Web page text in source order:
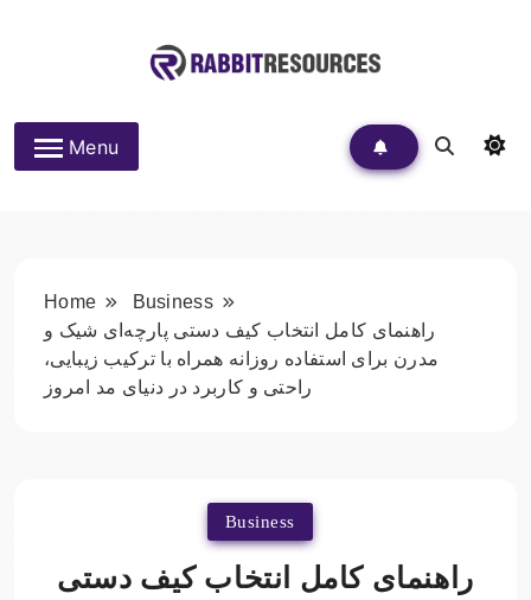
Rabbit Resources
Menu
Home
Business
راهنمای کامل انتخاب کیف دستی پارچه‌ای شیک و
مدرن برای استفاده روزانه همراه با ترکیب زیبایی،
راحتی و کاربرد در دنیای مد امروز
Business
راهنمای کامل انتخاب کیف دستی